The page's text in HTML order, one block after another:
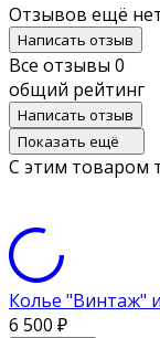
Отзывов ещё
Написать отзыв
Все отзывы 0
общий рейтинг
Написать отзыв
Показать ещё
С этим товаром
Колье "Винтаж"
6 500 ₽